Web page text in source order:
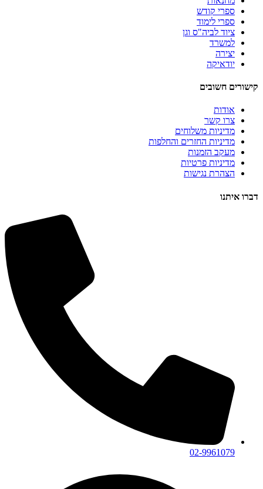
ספרי קודש
ספרי לימוד
ציוד לביה"ס וגן
למשרד
יצירה
יודאיקה
קישורים חשובים
אודות
צרו קשר
מדיניות משלוחים
מדיניות החזרים והחלפות
מעקב הזמנות
מדיניות פרטיות
הצהרת נגישות
דברו איתנו
02-9961079